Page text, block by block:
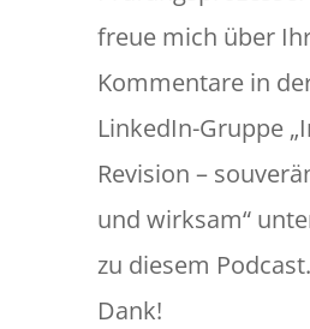
freue mich über
Kommentare in
LinkedIn-Gruppe
Revision –
und wirksam“
zu diesem
Dank!